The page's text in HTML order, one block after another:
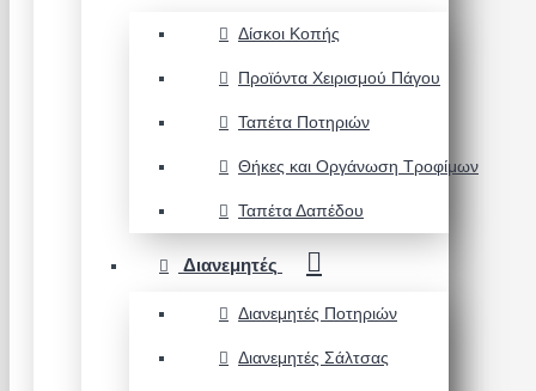
Δίσκοι Κοπής
Προϊόντα Χειρισμού Πάγου
Ταπέτα Ποτηριών
Θήκες και Οργάνωση Τροφίμων
Ταπέτα Δαπέδου
Διανεμητές
Διανεμητές Ποτηριών
Διανεμητές Σάλτσας